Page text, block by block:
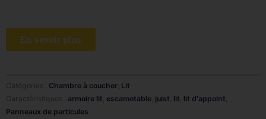
En savoir plus
Catégories : Chambre à coucher Lit
Caractéristiques : armoire lit escamotable juist lit lit d'appoint
Panneaux de particules